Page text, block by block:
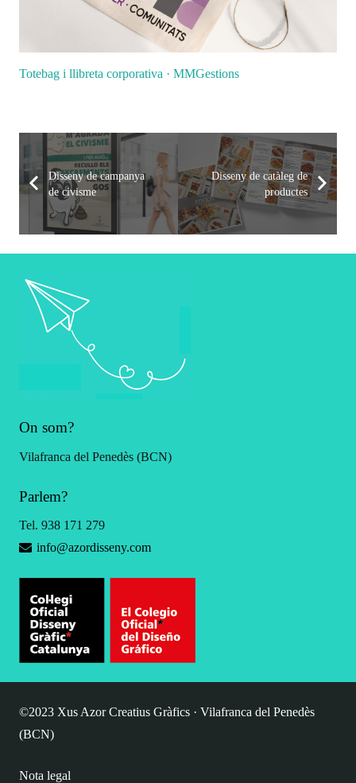
Totebag i llibreta corporativa · MMGestions
Disseny de campanya
de civisme
Disseny de catàleg de
productes
On som?
Vilafranca del Penedès (BCN)
Parlem?
Tel. 938 171 279
info@azordisseny.com
©2023 Xus Azor Creatius Gràfics · Vilafranca del Penedès
(BCN)
Nota legal